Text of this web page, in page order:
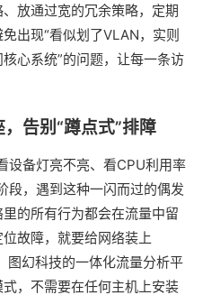
放通过宽的冗余策略，定期
出现“看似划了VLAN，实则
心系统”的问题，让每一条访
告别“蹲点式”排障
设备灯亮不亮、看CPU利用率
段，遇到这种一闪而过的偶发
的所有行为都会在流量中留
故障，就要给网络装上
图幻科技的一体化流量分析平
，不需要在任何主机上安装